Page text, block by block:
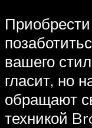
вашего
гласит, но
обращают
техникой